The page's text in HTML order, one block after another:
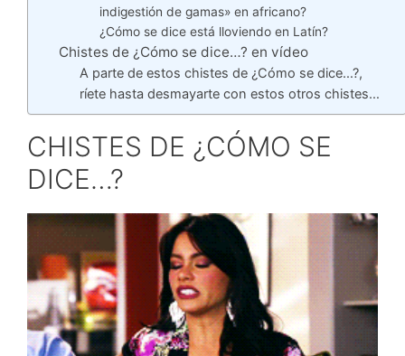
indigestión de gamas» en africano?
¿Cómo se dice está lloviendo en Latín?
Chistes de ¿Cómo se dice…? en vídeo
A parte de estos chistes de ¿Cómo se dice…?,
ríete hasta desmayarte con estos otros chistes…
CHISTES DE ¿CÓMO SE
DICE…?